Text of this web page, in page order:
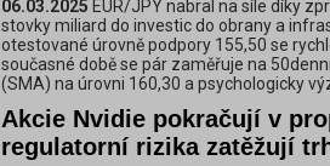
06.03.2025 EUR/JPY nabral na síle díky
stovky miliard do investic do obrany a
otestované úrovně podpory 155,50 se
současné době se pár zaměřuje na
(SMA) na úrovni 160,30 a psychologicky
Akcie Nvidie pokračují v
regulatorní rizika zatěžují